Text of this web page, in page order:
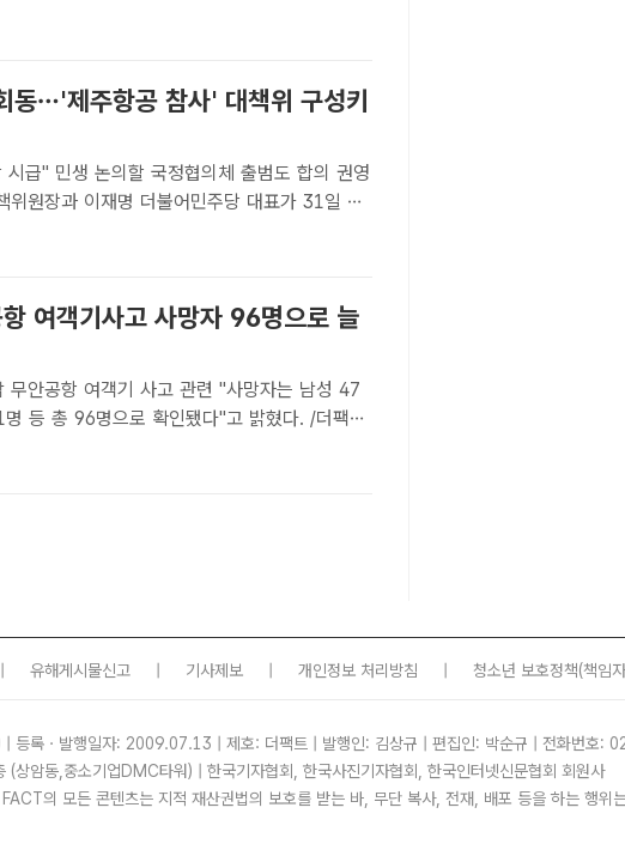
기도[더팩트ㅣ수원=신태호 기자] 김동연 경기
동…'제주항공 참사' 대책위 구성키
" 민생 논의할 국정협의체 출범도 합의 권영
위원장과 이재명 더불어민주당 대표가 31일 서
여객기사고 국회분향소’를 찾아 조문에 앞
여객기사고 사망자 96명으로 늘
무안공항 여객기 사고 관련 "사망자는 남성 47
등 총 96명으로 확인됐다"고 밝혔다. /더팩트
남소방본부는 29일 전남 무안공항 여객기 사
유해게시물신고 기사제보 개인정보 처리방침 청소년 보호정책(책임
| 등록ㆍ발행일자: 2009.07.13 | 제호: 더팩트 | 발행인: 김상규 | 편집인: 박순규 | 전화번호:
상암동,중소기업DMC타워) | 한국기자협회, 한국사진기자협회, 한국인터넷신문협회 회원사
의 모든 콘텐츠는 지적 재산권법의 보호를 받는 바, 무단 복사, 전재, 배포 등을 하는 행위